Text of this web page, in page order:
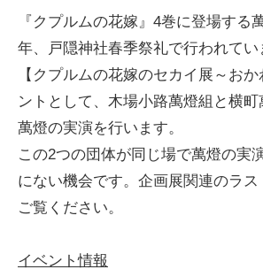
『クプルムの花嫁』4巻に登場する
年、戸隠神社春季祭礼で行われてい
【クプルムの花嫁のセカイ展～お
ントとして、木場小路萬燈組と横
萬燈の実演を行います。
この2つの団体が同じ場で萬燈の実
にない機会です。企画展関連のラ
ご覧ください。
イベント情報